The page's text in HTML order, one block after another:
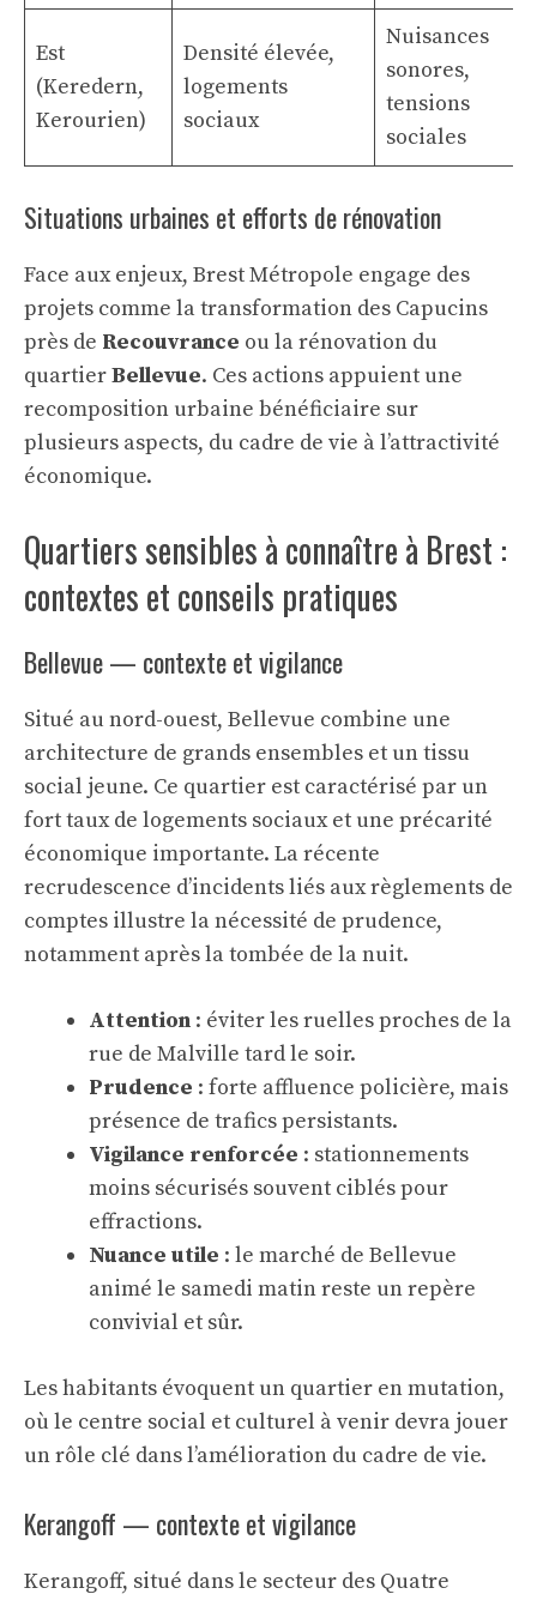
Est
(Keredern,
Kerourien)
Densité élevée,
logements
sociaux
Nuisances
sonores,
tensions
sociales
Situations urbaines et efforts de rénovation
Face aux enjeux, Brest Métropole engage des
projets comme la transformation des Capucins
près de Recouvrance ou la rénovation du
quartierBellevue. Ces actions appuient une
recomposition urbaine bénéficiaire sur
plusieurs aspects, du cadre de vie à l’attractivité
économique.
Quartiers sensibles à connaître à Brest :
contextes et conseils pratiques
Bellevue — contexte et vigilance
Situé au nord-ouest, Bellevue combine une
architecture de grands ensembles et un tissu
social jeune. Ce quartier est caractérisé par un
fort taux de logements sociaux et une précarité
économique importante. La récente
recrudescence d’incidents liés aux règlements de
comptes illustre la nécessité de prudence,
notamment après la tombée de la nuit.
Attention : éviter les ruelles proches de la
rue de Malville tard le soir.
Prudence : forte affluence policière, mais
présence de trafics persistants.
Vigilance renforcée : stationnements
moins sécurisés souvent ciblés pour
effractions.
Nuance utile : le marché de Bellevue
animé le samedi matin reste un repère
convivial et sûr.
Les habitants évoquent un quartier en mutation,
où le centre social et culturel à venir devra jouer
un rôle clé dans l’amélioration du cadre de vie.
Kerangoff — contexte et vigilance
Kerangoff, situé dans le secteur des Quatre